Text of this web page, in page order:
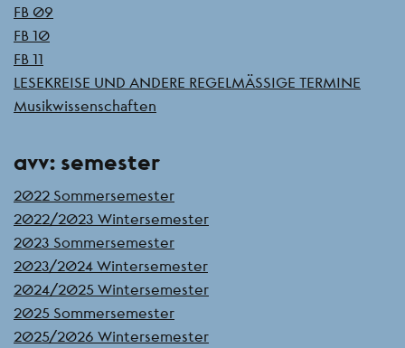
FB 09
FB 10
FB 11
LESEKREISE UND ANDERE REGELMÄSSIGE TERMINE
Musikwissenschaften
avv: semester
2022 Sommersemester
2022/2023 Wintersemester
2023 Sommersemester
2023/2024 Wintersemester
2024/2025 Wintersemester
2025 Sommersemester
2025/2026 Wintersemester